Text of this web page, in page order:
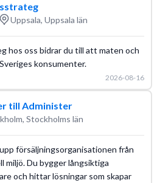
Uppsala, Uppsala län
hos oss bidrar du till att maten och
konsumenter.
2026-08-16
till Administer
Stockholms län
försäljningsorganisationen från
miljö. Du bygger långsiktiga
och hittar lösningar som skapar